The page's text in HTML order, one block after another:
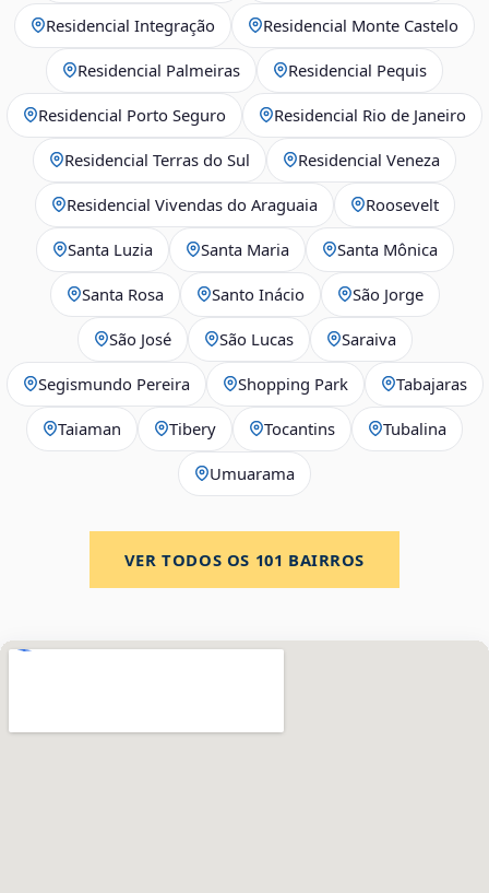
Residencial Integração Residencial Monte Castelo
Residencial Palmeiras Residencial Pequis
Residencial Porto Seguro Residencial Rio de Janeiro
Residencial Terras do Sul Residencial Veneza
Residencial Vivendas do Araguaia Roosevelt
Santa Luzia Santa Maria Santa Mônica
Santa Rosa Santo Inácio São Jorge
São José São Lucas Saraiva
Segismundo Pereira Shopping Park Tabajaras
Taiaman Tibery Tocantins Tubalina
Umuarama
VER TODOS OS 101 BAIRROS